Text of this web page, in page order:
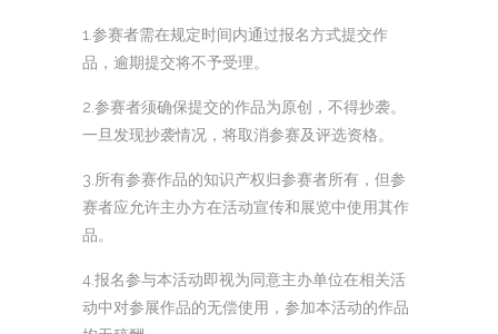
1.参赛者需在规定时间内通过报名方式提交作
品，逾期提交将不予受理。
2.参赛者须确保提交的作品为原创，不得抄袭。
一旦发现抄袭情况，将取消参赛及评选资格。
3.所有参赛作品的知识产权归参赛者所有，但参
赛者应允许主办方在活动宣传和展览中使用其作
品。
4.报名参与本活动即视为同意主办单位在相关活
动中对参展作品的无偿使用，参加本活动的作品